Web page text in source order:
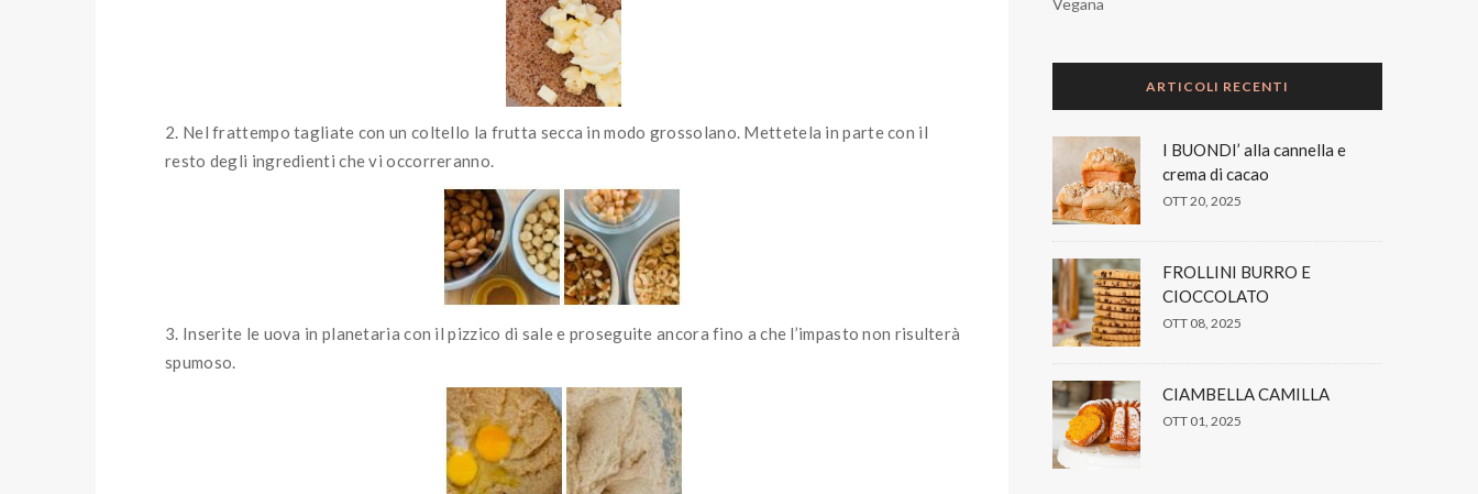
Nel frattempo tagliate con un coltello la frutta secca in modo grossolano. Mettetela in parte con il
resto degli ingredienti che vi occorreranno.
Inserite le uova in planetaria con il pizzico di sale e proseguite ancora fino a che l’impasto non risulterà
spumoso.
Vegana
ARTICOLI RECENTI
I BUONDI’ alla cannella e
crema di cacao
OTT 20, 2025
FROLLINI BURRO E
CIOCCOLATO
OTT 08, 2025
CIAMBELLA CAMILLA
OTT 01, 2025